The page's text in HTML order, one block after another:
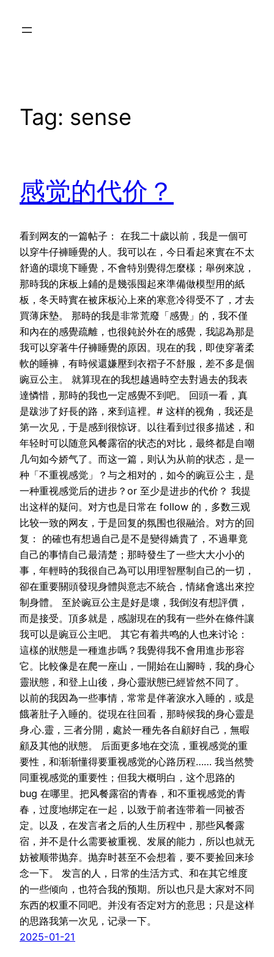
Tag: sense
感觉的代价？
看到网友的一篇帖子： 在我二十歲以前，我是一個可
以穿牛仔褲睡覺的人。我可以在，今日看起來實在不太
舒適的環境下睡覺，不會特別覺得怎麼樣；舉例來說，
那時我的床板上鋪的是幾張囤起來準備做模型用的紙
板，冬天時實在被床板沁上來的寒意冷得受不了，才去
買薄床墊。 那時的我是非常荒廢「感覺」的，我不僅
和內在的感覺疏離，也很鈍於外在的感覺，我認為那是
我可以穿著牛仔褲睡覺的原因。現在的我，即使穿著柔
軟的睡褲，有時候還嫌壓到衣褶子不舒服，差不多是個
豌豆公主。 就算現在的我想越過時空去對過去的我表
達憐惜，那時的我也一定感覺不到吧。 回頭一看，真
是跋涉了好長的路，來到這裡。# 这样的视角，我还是
第一次见，于是感到很惊讶。以往看到过很多描述，和
年轻时可以随意风餐露宿的状态的对比，最终都是自嘲
几句如今娇气了。而这一篇，则认为从前的状态，是一
种「不重视感觉」？与之相对的，如今的豌豆公主，是
一种重视感觉后的进步？or 至少是进步的代价？ 我提
出这样的疑问。对方也是日常在 follow 的，多数三观
比较一致的网友，于是回复的氛围也很融洽。对方的回
复： 的確也有想過自己是不是變得嬌貴了，不過畢竟
自己的事情自己最清楚；那時發生了一些大大小小的
事，年輕時的我很自己為可以用理智壓制自己的一切，
卻在重要關頭發現身體與意志不統合，情緒會逃出來控
制身體。 至於豌豆公主是好是壞，我倒沒有想評價，
而是接受。頂多就是，感謝現在的我有一些外在條件讓
我可以是豌豆公主吧。 其它有着共鸣的人也来讨论：
這樣的狀態是一種進步嗎？我覺得我不會用進步形容
它。比較像是在爬一座山，一開始在山腳時，我的身心
靈狀態，和登上山後，身心靈狀態已經皆然不同了。
以前的我因為一些事情，常常是伴著淚水入睡的，或是
餓著肚子入睡的。從現在往回看，那時候我的身心靈是
身.心.靈，三者分開，處於一種先各自顧好自己，無暇
顧及其他的狀態。 后面更多地在交流，重视感觉的重
要性，和渐渐懂得要重视感觉的心路历程…… 我当然赞
同重视感觉的重要性；但我大概明白，这个思路的
bug 在哪里。把风餐露宿的青春，和不重视感觉的青
春，过度地绑定在一起，以致于前者连带着一同被否
定。以及，在发言者之后的人生历程中，那些风餐露
宿，并不是什么需要被重视、发展的能力，所以也就无
妨被顺带抛弃。抛弃时甚至不会想着，要不要捡回来珍
念一下。 发言的人，日常的生活方式、和在其它维度
的一些倾向，也符合我的预期。所以也只是大家对不同
东西的权重不同吧。并没有否定对方的意思；只是这样
的思路我第一次见，记录一下。
2025-01-21